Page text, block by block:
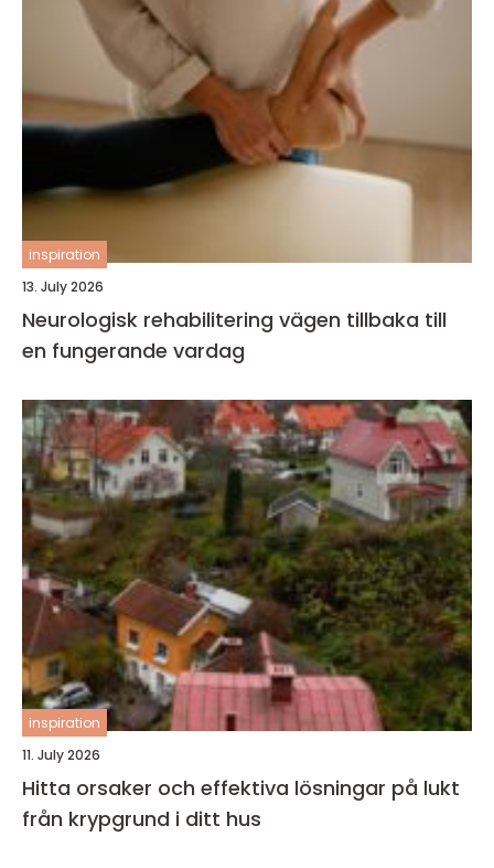
inspiration
13. July 2026
Neurologisk rehabilitering vägen tillbaka till
en fungerande vardag
inspiration
11. July 2026
Hitta orsaker och effektiva lösningar på lukt
från krypgrund i ditt hus